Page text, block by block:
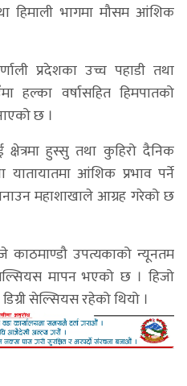
हिमाली भागमा मौसम आंशिक
प्रदेशका उच्च पहाडी तथा
हल्का वर्षासहित हिमपातको
छ ।
हुस्सु तथा कुहिरो दैनिक
यातायातमा आंशिक प्रभाव पर्ने
महाशाखाले आग्रह गरेको छ
उपत्यकाको न्यूनतम
मापन भएको छ । हिजो
सेल्सियस रहेको थियो ।